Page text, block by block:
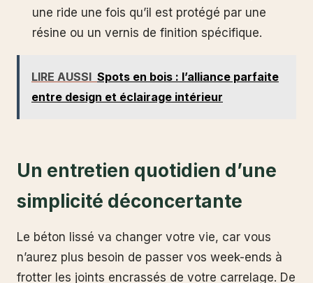
une ride une fois qu’il est protégé par une
résine ou un vernis de finition spécifique.
LIRE AUSSI Spots en bois : l’alliance parfaite
entre design et éclairage intérieur
Un entretien quotidien d’une
simplicité déconcertante
Le béton lissé va changer votre vie, car vous
n’aurez plus besoin de passer vos week-ends à
frotter les joints encrassés de votre carrelage. De